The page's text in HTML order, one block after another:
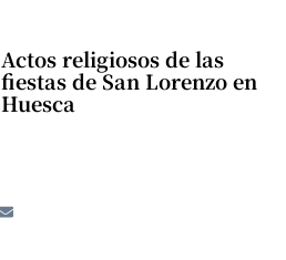
Actos religiosos de las
fiestas de San Lorenzo en
Huesca